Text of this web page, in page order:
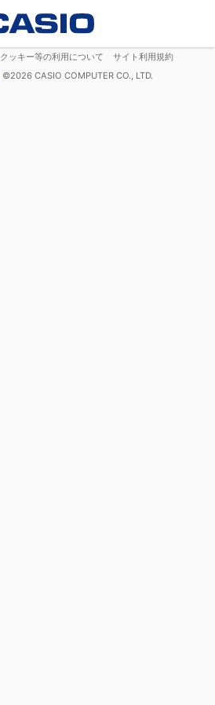
クッキー等の利用について
サイト利用規約
©2026 CASIO COMPUTER CO., LTD.